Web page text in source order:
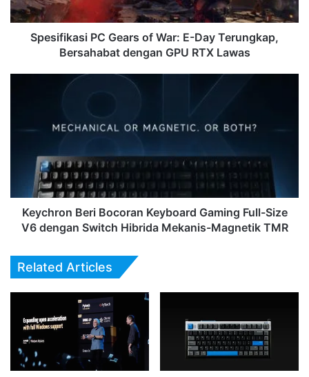
Terungkap,
Bersahabat
denganSpesifikasi PC Gears of War: E-Day Terungkap,
Bersahabat dengan GPU RTX Lawas
dengan
Switch
Hibrida
Magnetik
TMR
Keychron Beri Bocoran Keyboard Gaming Full-Size
V6 dengan Switch Hibrida Mekanis-Magnetik TMR
Related Articles